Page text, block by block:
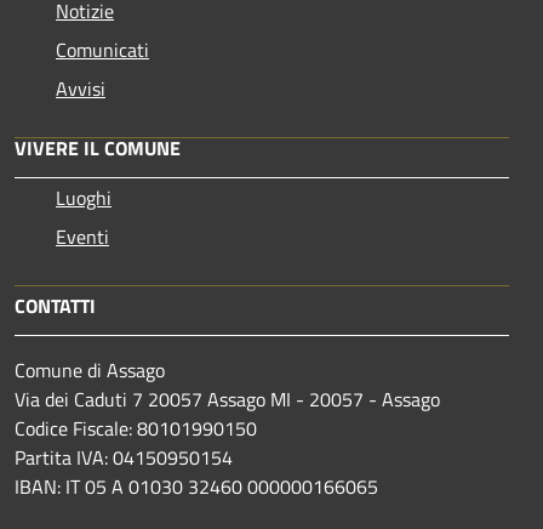
Notizie
Comunicati
Avvisi
VIVERE IL COMUNE
Luoghi
Eventi
CONTATTI
Comune di Assago
Via dei Caduti 7 20057 Assago MI - 20057 - Assago
Codice Fiscale: 80101990150
Partita IVA: 04150950154
IBAN: IT 05 A 01030 32460 000000166065